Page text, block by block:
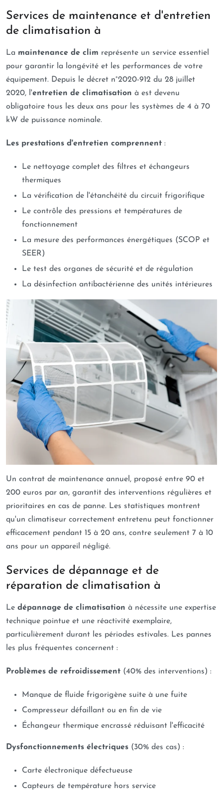
Services de maintenance et d'entretien
de climatisation à
La maintenance de clim représente un service essentiel
pour garantir la longévité et les performances de votre
équipement. Depuis le décret n°2020-912 du 28 juillet
2020, l'entretien de climatisation à est devenu
obligatoire tous les deux ans pour les systèmes de 4 à 70
kW de puissance nominale.
Les prestations d'entretien comprennent :
Le nettoyage complet des filtres et échangeurs
thermiques
La vérification de l'étanchéité du circuit frigorifique
Le contrôle des pressions et températures de
fonctionnement
La mesure des performances énergétiques (SCOP et
SEER)
Le test des organes de sécurité et de régulation
La désinfection antibactérienne des unités intérieures
Un contrat de maintenance annuel, proposé entre 90 et
200 euros par an, garantit des interventions régulières et
prioritaires en cas de panne. Les statistiques montrent
qu'un climatiseur correctement entretenu peut fonctionner
efficacement pendant 15 à 20 ans, contre seulement 7 à 10
ans pour un appareil négligé.
Services de dépannage et de
réparation de climatisation à
Le dépannage de climatisation à nécessite une expertise
technique pointue et une réactivité exemplaire,
particulièrement durant les périodes estivales. Les pannes
les plus fréquentes concernent :
Problèmes de refroidissement (40% des interventions) :
Manque de fluide frigorigène suite à une fuite
Compresseur défaillant ou en fin de vie
Échangeur thermique encrassé réduisant l'efficacité
Dysfonctionnements électriques (30% des cas) :
Carte électronique défectueuse
Capteurs de température hors service